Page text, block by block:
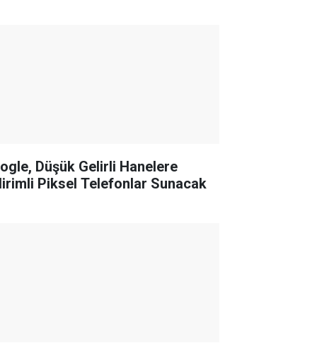
Düşük Gelirli Hanelere
Piksel Telefonlar Sunacak